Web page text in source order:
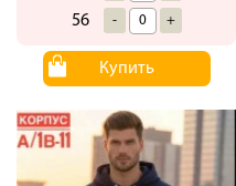
56 - +
Купить